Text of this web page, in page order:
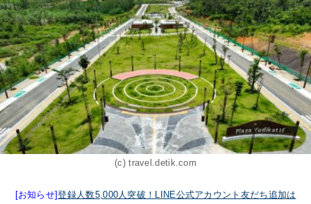
(c) travel.detik.com
[お知らせ]登録人数5,000人突破！LINE公式アカウント友だち追加は